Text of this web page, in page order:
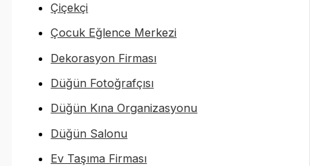
Çiçekçi
Çocuk Eğlence Merkezi
Dekorasyon Firması
Düğün Fotoğrafçısı
Düğün Kına Organizasyonu
Düğün Salonu
Ev Taşıma Firması